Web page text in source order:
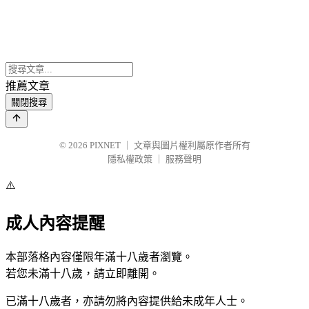
推薦文章
關閉搜尋
© 2026 PIXNET
文章與圖片權利屬原作者所有
隱私權政策
服務聲明
⚠️
成人內容提醒
本部落格內容僅限年滿十八歲者瀏覽。
若您未滿十八歲，請立即離開。
已滿十八歲者，亦請勿將內容提供給未成年人士。